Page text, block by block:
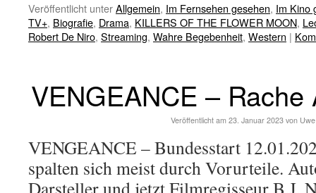
Veröffentlicht unterAllgemein, Im Fernsehen gesehen, Im Kino
TV+, Biografie, Drama, KILLERS OF THE FLOWER MOON,
Robert De Niro, Streaming, Wahre Begebenheit, Western |
VENGEANCE – Rache
Veröffentlicht am 23. Januar 2023 von
VENGEANCE – Bundesstart
spalten sich meist durch Vorurteile.
Darsteller und jetzt Filmregisseur B.J.